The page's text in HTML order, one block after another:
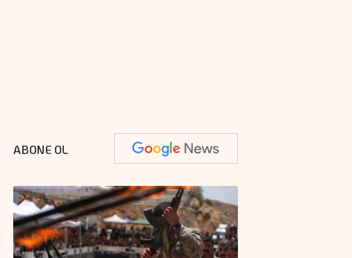
ABONE OL